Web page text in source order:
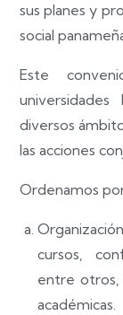
sus planes y
social
Este
diversos
las acciones
Ordenamos
cursos,
entre otros,
académicas.